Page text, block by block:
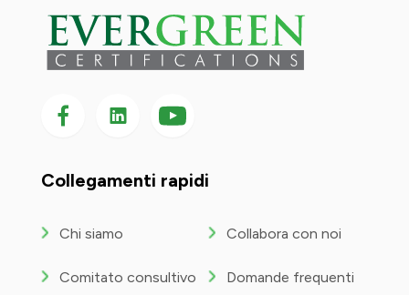
Seguici su Facebook
Seguici su LinkedIn
Seguici
su
Collegamenti rapidi
Chi siamo
Comitato consultivo
Collabora con noi
Domande frequenti